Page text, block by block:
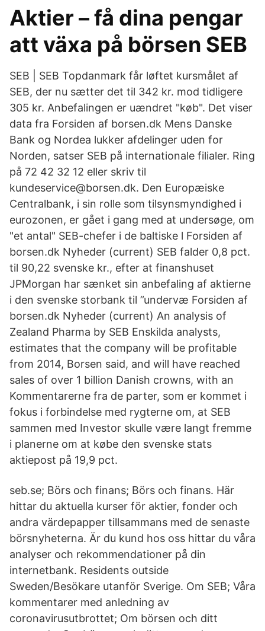
Aktier – få dina pengar
att växa på börsen SEB
SEB | SEB Topdanmark får løftet kursmålet af
SEB, der nu sætter det til 342 kr. mod tidligere
305 kr. Anbefalingen er uændret "køb". Det viser
data fra Forsiden af borsen.dk Mens Danske
Bank og Nordea lukker afdelinger uden for
Norden, satser SEB på internationale filialer. Ring
på 72 42 32 12 eller skriv til
kundeservice@borsen.dk. Den Europæiske
Centralbank, i sin rolle som tilsynsmyndighed i
eurozonen, er gået i gang med at undersøge, om
"et antal" SEB-chefer i de baltiske l Forsiden af
borsen.dk Nyheder (current) SEB falder 0,8 pct.
til 90,22 svenske kr., efter at finanshuset
JPMorgan har sænket sin anbefaling af aktierne
i den svenske storbank til ”undervæ Forsiden af
borsen.dk Nyheder (current) An analysis of
Zealand Pharma by SEB Enskilda analysts,
estimates that the company will be profitable
from 2014, Borsen said, and will have reached
sales of over 1 billion Danish crowns, with an
Kommentarerne fra de parter, som er kommet i
fokus i forbindelse med rygterne om, at SEB
sammen med Investor skulle være langt fremme
i planerne om at købe den svenske stats
aktiepost på 19,9 pct.
seb.se; Börs och finans; Börs och finans. Här
hittar du aktuella kurser för aktier, fonder och
andra värdepapper tillsammans med de senaste
börsnyheterna. Är du kund hos oss hittar du våra
analyser och rekommendationer på din
internetbank. Residents outside
Sweden/Besökare utanför Sverige. Om SEB; Våra
kommentarer med anledning av
coronavirusutbrottet; Om börsen och ditt